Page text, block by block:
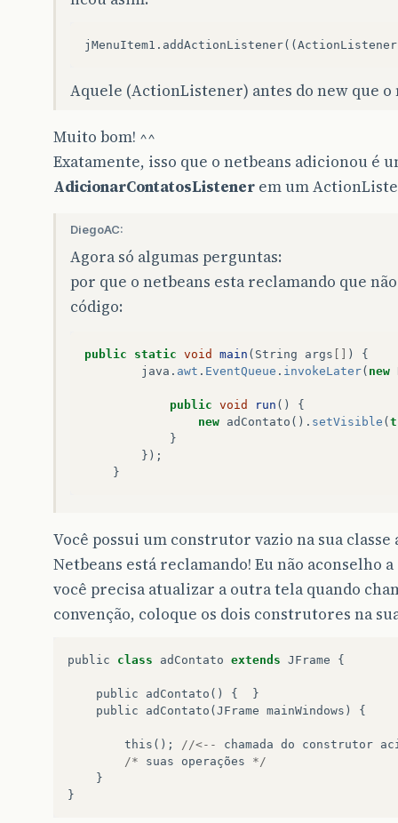
Aquele (ActionListener) antes do new que o
Muito bom! ^^
Exatamente, isso que o netbeans adicionou é
AdicionarContatosListener em um
DiegoAC:
Agora só algumas perguntas:
por que o netbeans esta reclamando que
código:
public static void main ( String args )
{
java . awt . EventQueue . invokeLater( new
public void run ()
{
new adContato (). setVisible (
}
});
}
Você possui um construtor vazio na sua classe
Netbeans está reclamando! Eu não aconselho
você precisa atualizar a outra tela quando
convenção, coloque os dois construtores na
public class adContato extends JFrame {
public adContato () {
}
public
adContato ( JFrame mainWindows ) {
this (); //<-- chamada do construtor
/*
suas operações
*/
}
}